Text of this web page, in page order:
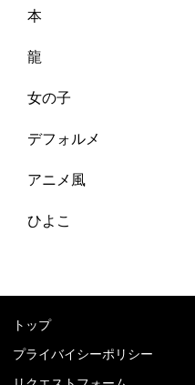
本
龍
女の子
デフォルメ
アニメ風
ひよこ
トップ
プライバイシーポリシー